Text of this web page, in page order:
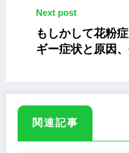
Next post
もしかして花粉
ギー症状と原因
関連記事